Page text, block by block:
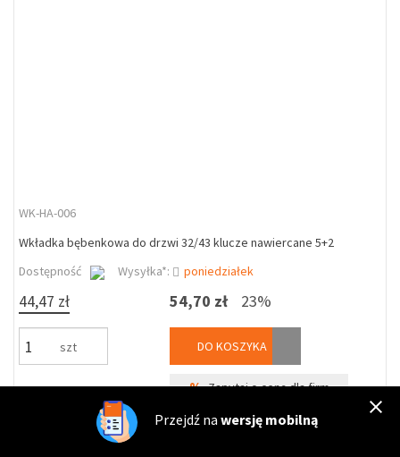
WK-HA-006
Wkładka bębenkowa do drzwi 32/43 klucze nawiercane 5+2
Dostępność
Wysyłka*: poniedziałek
44,47 zł
szt
54,70 zł 23%
DO KOSZYKA
%Zapytaj o cenę dla firm
Przejdź na wersję mobilną